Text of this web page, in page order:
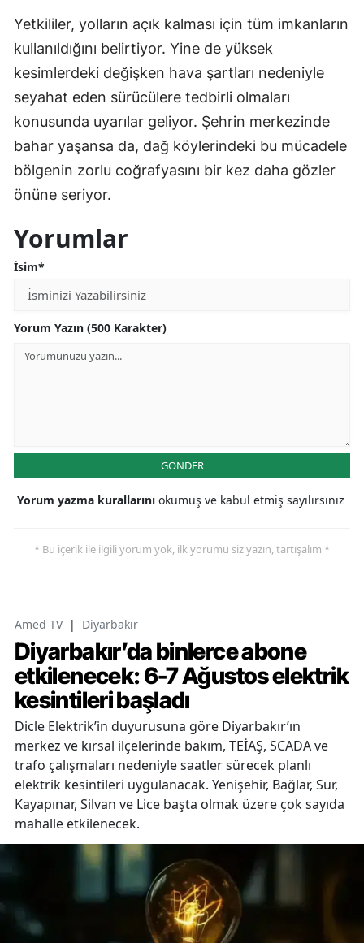
Yetkililer, yolların açık kalması için tüm imkanların
kullanıldığını belirtiyor. Yine de yüksek
kesimlerdeki değişken hava şartları nedeniyle
seyahat eden sürücülere tedbirli olmaları
konusunda uyarılar geliyor. Şehrin merkezinde
bahar yaşansa da, dağ köylerindeki bu mücadele
bölgenin zorlu coğrafyasını bir kez daha gözler
önüne seriyor.
Yorumlar
İsim*
Yorum Yazın (500 Karakter)
GÖNDER
Yorum yazma kurallarını okumuş ve kabul etmiş sayılırsınız
* Bu içerik ile ilgili yorum yok, ilk yorumu siz yazın, tartışalım *
Amed TV | Diyarbakır
Diyarbakır’da binlerce abone
etkilenecek: 6-7 Ağustos elektrik
kesintileri başladı
Dicle Elektrik’in duyurusuna göre Diyarbakır’ın
merkez ve kırsal ilçelerinde bakım, TEİAŞ, SCADA ve
trafo çalışmaları nedeniyle saatler sürecek planlı
elektrik kesintileri uygulanacak. Yenişehir, Bağlar, Sur,
Kayapınar, Silvan ve Lice başta olmak üzere çok sayıda
mahalle etkilenecek.